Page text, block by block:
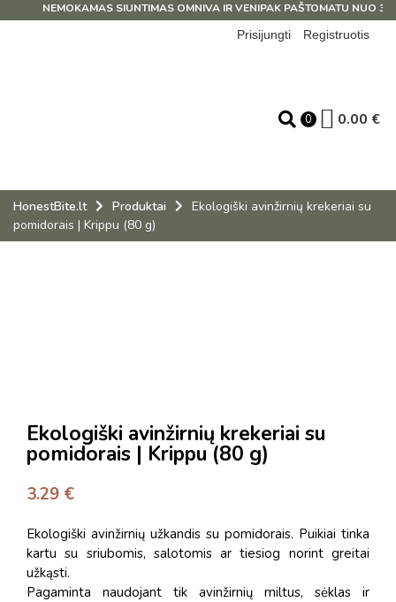
NEMOKAMAS SIUNTIMAS OMNIVA IR VENIPAK PAŠTOMATU NUO 39
Prisijungti
Registruotis
0 0.00 €
HonestBite.lt Produktai
Ekologiški avinžirnių krekeriai su
pomidorais | Krippu (80 g)
Ekologiški avinžirnių krekeriai su
pomidorais | Krippu (80 g)
3.29 €
Ekologiški avinžirnių užkandis su pomidorais. Puikiai tinka
kartu su sriubomis, salotomis ar tiesiog norint greitai
užkąsti.
Pagaminta naudojant tik avinžirnių miltus, sėklas ir